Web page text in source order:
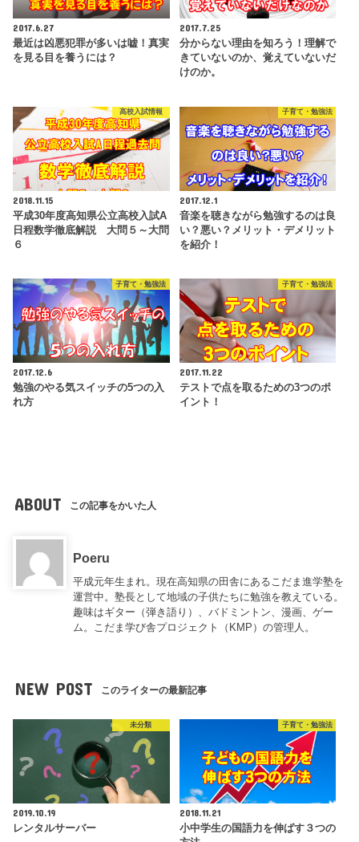
2017.6.27
最近は凶悪犯罪が多いは嘘！真実
を見る目を養うには？
2017.7.25
分からない理由を知ろう！理解で
きていないのか、覚えていないだ
けのか。
高校入試情報
2018.11.15
平成30年度高知県公立高校入試A
日程数学徹底解説 大問５～大問
６
子育て・勉強法
2017.12.1
音楽を聴きながら勉強するのは良
い？悪い？メリット・デメリット
を紹介！
子育て・勉強法
2017.12.6
勉強のやる気スイッチの5つの入
れ方
子育て・勉強法
2017.11.22
テストで点を取るための3つのポ
イント！
ABOUT この記事をかいた人
Poeru
平成元年生まれ。現在高知県の田舎にあるこだま進学塾を
運営中。塾長として地域の子供たちに勉強を教えている。
趣味はギター（弾き語り）、バドミントン、漫画、ゲー
ム。こだま学び舎プロジェクト（KMP）の管理人。
NEW POST このライターの最新記事
未分類
2019.10.19
レンタルサーバー
子育て・勉強法
2018.11.21
小中学生の国語力を伸ばす３つの